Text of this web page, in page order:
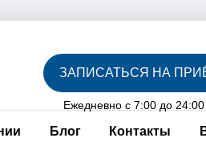
ЗАПИСАТЬСЯ НА
Ежедневно с 7:00 до 24:00
Блог Контакты